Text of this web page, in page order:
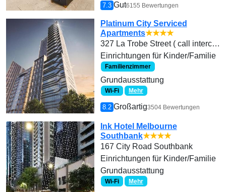
7.3 Gut6155 Bewertungen
Platinum City Serviced
Apartments★★★★
327 La Trobe Street ( call intercom 305)
Einrichtungen für Kinder/Familie
Familienzimmer
Grundausstattung
Wi-Fi Mehr
8.2 Großartig3504 Bewertungen
Ink Hotel Melbourne
Southbank★★★★
167 City Road Southbank
Einrichtungen für Kinder/Familie
Grundausstattung
Wi-Fi Mehr